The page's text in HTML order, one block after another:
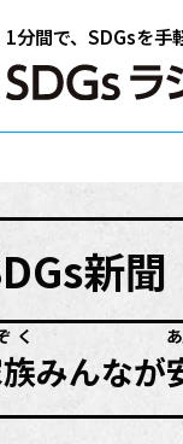
1分間で、SDGsを手
新聞
く
みんなが